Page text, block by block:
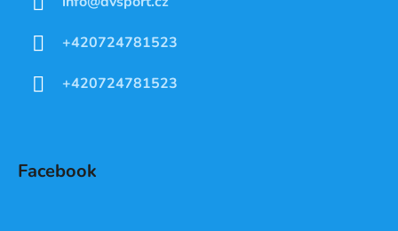
+420724781523
+420724781523
Facebook